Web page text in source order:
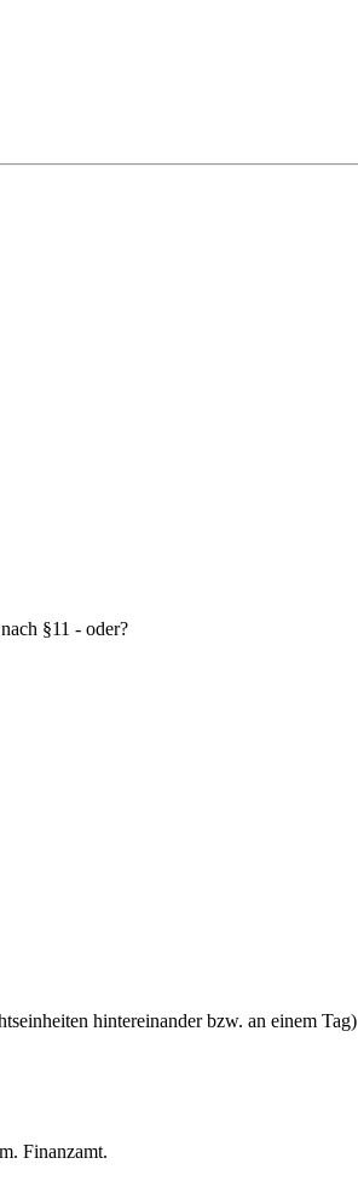
§11 - oder?
hintereinander bzw. an einem Tag)
Finanzamt.